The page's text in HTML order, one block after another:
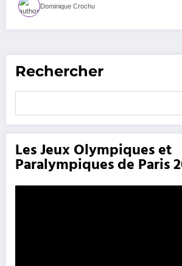
Dominique Crochu
Rechercher
Les Jeux Olympiques et
Paralympiques de Paris